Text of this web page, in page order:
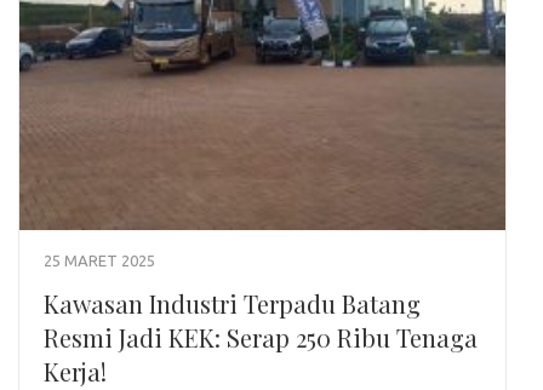
25 MARET 2025
Kawasan Industri Terpadu Batang
Resmi Jadi KEK: Serap 250 Ribu Tenaga
Kerja!